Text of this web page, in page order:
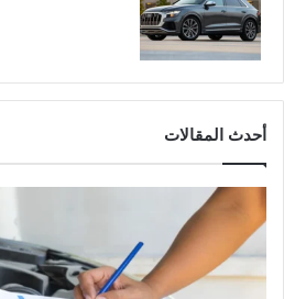
أحدث المقالات